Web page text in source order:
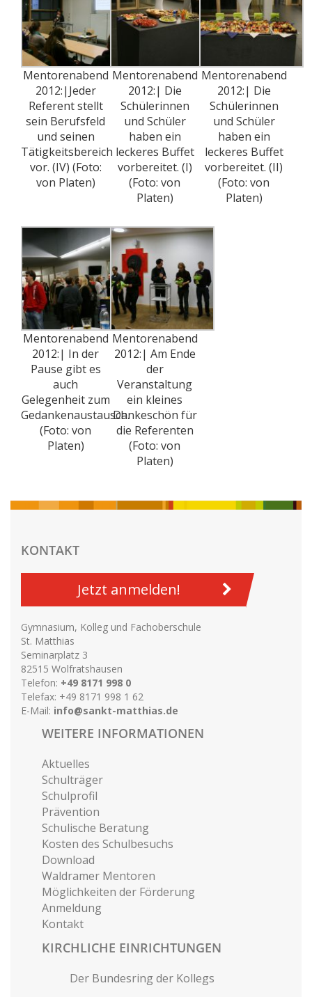
Mentorenabend
2012:|Jeder
Referent stellt
sein Berufsfeld
und seinen
Tätigkeitsbereich
vor. (IV) (Foto:
von Platen)
Mentorenabend
2012:| Die
Schülerinnen
und Schüler
haben ein
leckeres Buffet
vorbereitet. (I)
(Foto: von
Platen)
Mentorenabend
2012:| Die
Schülerinnen
und Schüler
haben ein
leckeres Buffet
vorbereitet. (II)
(Foto: von
Platen)
Mentorenabend
2012:| In der
Pause gibt es
auch
Gelegenheit zum
Gedankenaustausch.
(Foto: von
Platen)
Mentorenabend
2012:| Am Ende
der
Veranstaltung
ein kleines
Dankeschön für
die Referenten
(Foto: von
Platen)
KONTAKT
Jetzt anmelden!
Gymnasium, Kolleg und Fachoberschule
St. Matthias
Seminarplatz 3
82515 Wolfratshausen
Telefon: +49 8171 998 0
Telefax: +49 8171 998 1 62
E-Mail: info@sankt-matthias.de
WEITERE INFORMATIONEN
Aktuelles
Schulträger
Schulprofil
Prävention
Schulische Beratung
Kosten des Schulbesuchs
Download
Waldramer Mentoren
Möglichkeiten der Förderung
Anmeldung
Kontakt
KIRCHLICHE EINRICHTUNGEN
Der Bundesring der Kollegs